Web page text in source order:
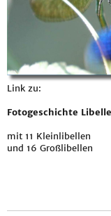
Link zu:
Fotogeschichte
mit 11 Kleinlibellen
und 16 Großlibellen